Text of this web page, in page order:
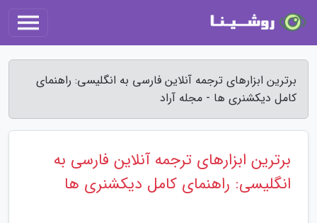
برترین ابزارهای ترجمه آنلاین فارسی به انگلیسی: راهنمای
کامل دیکشنری ها - مجله آراد
برترین ابزارهای ترجمه آنلاین فارسی به
انگلیسی: راهنمای کامل دیکشنری ها